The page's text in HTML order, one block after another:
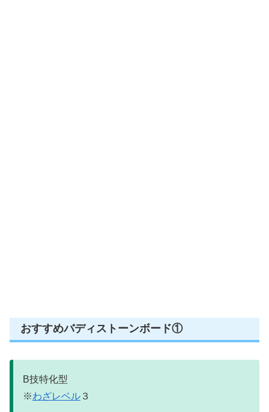
おすすめバディストーンボード①
B技特化型
※わざレベル ３